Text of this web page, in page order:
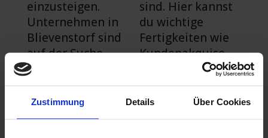
Zustimmung Details Über Cookies
einzusteigen.
Unternehmen in
Blievenstorf sind
auf der Suche
nach motivierten
Mitarbeitern mit
ausgeprägten
kommunikativen
sind. Hier kannst
du wichtige
Fertigkeiten wie
Kundenakquise,
Verkaufstechnike
n und
Kundenbetreuung